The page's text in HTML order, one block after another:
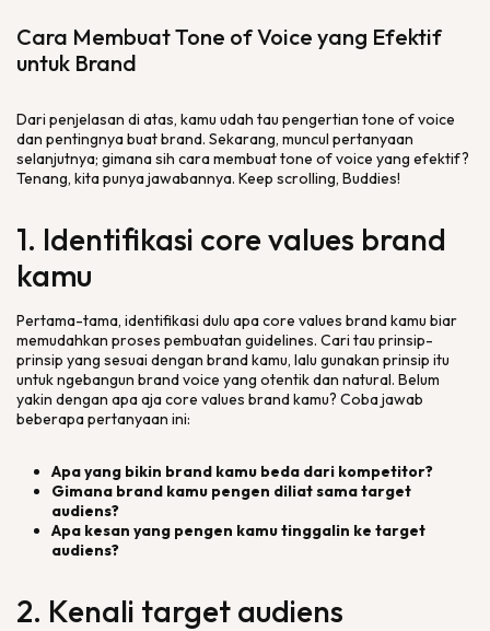
Cara MembuatTone of Voice yang Efektif
untuk Brand
Dari penjelasan di atas, kamu udah tau pengertian tone of voice
dan pentingnya buatbrand. Sekarang, muncul pertanyaan
selanjutnya; gimana sih cara membuattone of voice yang efektif?
Tenang, kita punya jawabannya. Keep scrolling, Buddies!
1. Identifikasi core values brand
kamu
Pertama-tama, identifikasi dulu apacore values brandkamu biar
memudahkan proses pembuatan guidelines. Cari tau prinsip-
prinsip yang sesuai dengan brandkamu, lalu gunakan prinsip itu
untuk ngebangun brand voice yang otentik dan natural. Belum
yakin dengan apa ajacore values brandkamu? Coba jawab
beberapa pertanyaan ini:
Apa yang bikin brand kamu beda dari kompetitor?
Gimana brand kamu pengen diliat sama target
audiens?
Apa kesan yang pengen kamu tinggalin ke target
audiens?
2. Kenali target audiens